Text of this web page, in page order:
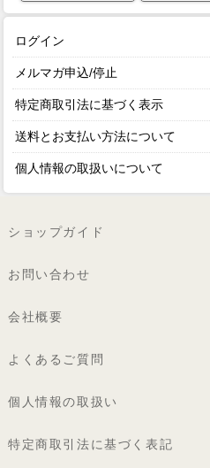
ログイン
メルマガ申込/停止
特定商取引法に基づく表示
送料とお支払い方法について
個人情報の取扱いについて
ショップガイド
お問い合わせ
会社概要
よくあるご質問
個人情報の取扱い
特定商取引法に基づく表記